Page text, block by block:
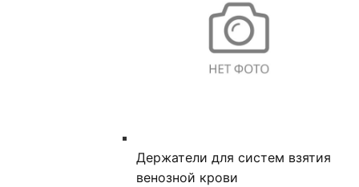
Держатели для систем взятия
венозной крови